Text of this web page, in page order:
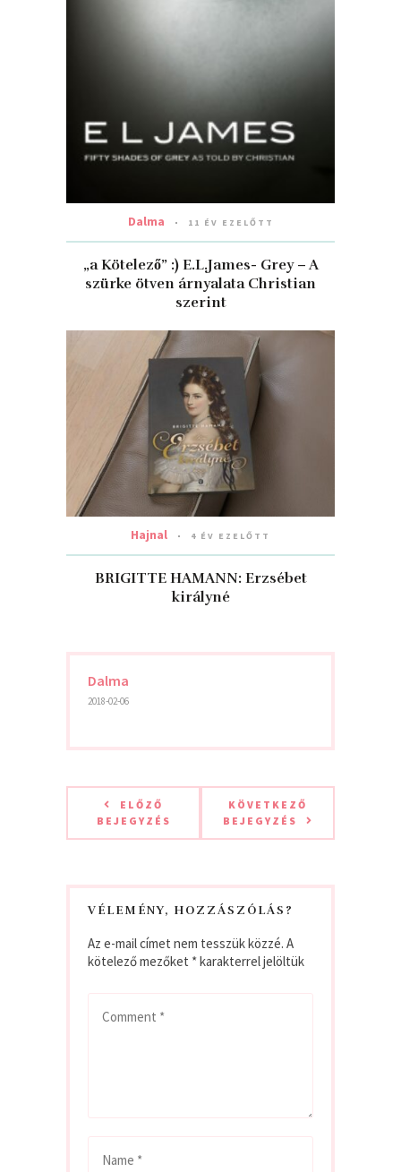
Dalma 11 ÉV EZELŐTT
„a Kötelező” :) E.L.James- Grey – A
szürke ötven árnyalata Christian
szerint
Hajnal 4 ÉV EZELŐTT
BRIGITTE HAMANN: Erzsébet
királyné
Dalma
2018-02-06
ELŐZŐ
BEJEGYZÉS
KÖVETKEZŐ
BEJEGYZÉS
VÉLEMÉNY, HOZZÁSZÓLÁS?
Az e-mail címet nem tesszük közzé. A
kötelező mezőket *karakterrel jelöltük